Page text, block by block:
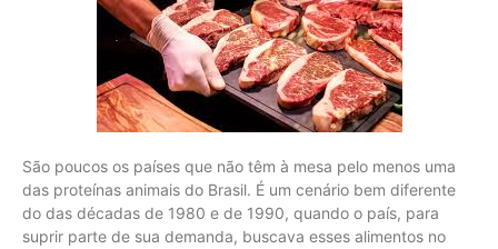
São poucos os países que não têm à mesa pelo menos uma
das proteínas animais do Brasil. É um cenário bem diferente
do das décadas de 1980 e de 1990, quando o país, para
suprir parte de sua demanda, buscava esses alimentos no